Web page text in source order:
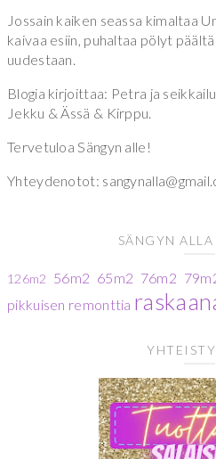
Jossain kaiken seassa kimaltaa
kaivaa esiin, puhaltaa pölyt
uudestaan.
Blogia kirjoittaa: Petra ja
Jekku & Ässä & Kirppu.
Tervetuloa Sängyn alle!
Yhteydenotot:
SÄNGYN
126m2 56m2 65m2 76m2
pikkuisen remonttia